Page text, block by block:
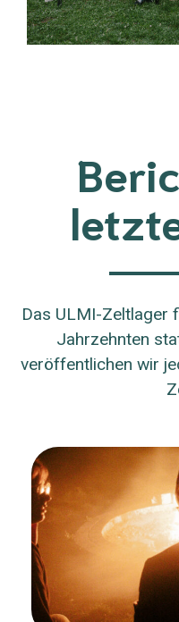
Das ULMI-Zeltlager
Jahrzehnten
veröffentlichen wir